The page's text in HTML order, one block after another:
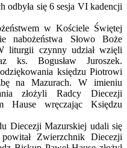
odbyła się 6 sesja VI kadencji
w Kościele Świętej
nabożeństwa Słowo Boże
liturgii czynny udział wzięli
ks. Bogusław Juroszek.
księdzu Piotrowi
na Mazurach. W imieniu
złożyli Radcy Diecezji
Hause wręczając Księdzu
Diecezji Mazurskiej udali się
Zwierzchnik Diecezji